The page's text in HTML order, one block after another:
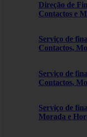
Direção de
Contactos e
Serviço de
Contactos,
Serviço de
Contactos,
Serviço de
Morada e